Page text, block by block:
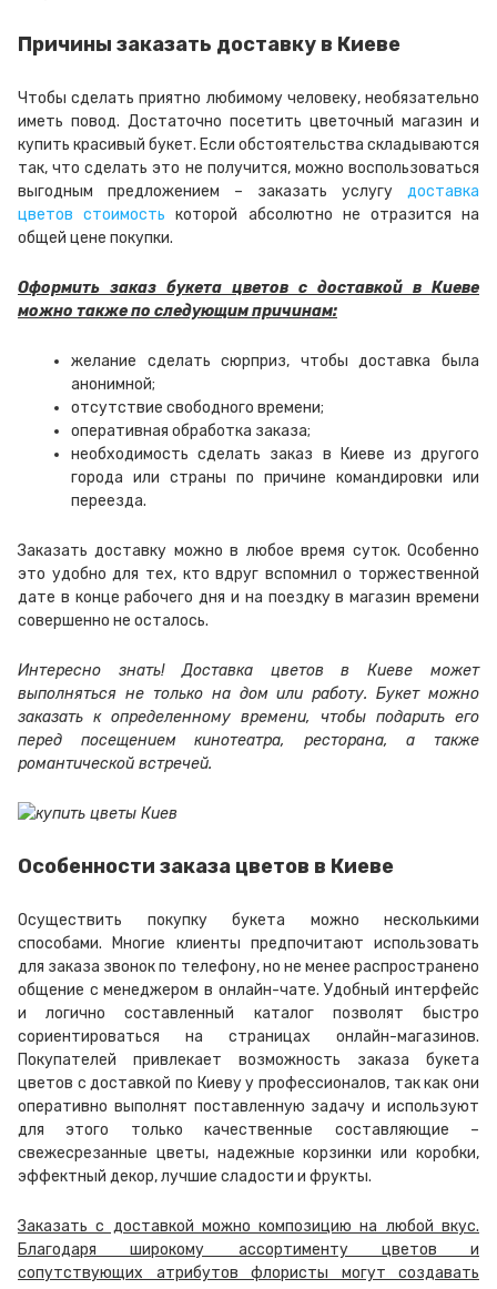
Причины заказать доставку в Киеве
Чтобы сделать приятно любимому человеку, необязательно
иметь повод. Достаточно посетить цветочный магазин и
купить красивый букет. Если обстоятельства складываются
так, что сделать это не получится, можно воспользоваться
выгодным предложением – заказать услугу доставка
цветов стоимость которой абсолютно не отразится на
общей цене покупки.
Оформить заказ букета цветов с доставкой в Киеве
можно также по следующим причинам:
желание сделать сюрприз, чтобы доставка была
анонимной;
отсутствие свободного времени;
оперативная обработка заказа;
необходимость сделать заказ в Киеве из другого
города или страны по причине командировки или
переезда.
Заказать доставку можно в любое время суток. Особенно
это удобно для тех, кто вдруг вспомнил о торжественной
дате в конце рабочего дня и на поездку в магазин времени
совершенно не осталось.
Интересно знать! Доставка цветов в Киеве может
выполняться не только на дом или работу. Букет можно
заказать к определенному времени, чтобы подарить его
перед посещением кинотеатра, ресторана, а также
романтической встречей.
Особенности заказа цветов в Киеве
Осуществить покупку букета можно несколькими
способами. Многие клиенты предпочитают использовать
для заказа звонок по телефону, но не менее распространено
общение с менеджером в онлайн-чате. Удобный интерфейс
и логично составленный каталог позволят быстро
сориентироваться на страницах онлайн-магазинов.
Покупателей привлекает возможность заказа букета
цветов с доставкой по Киеву у профессионалов, так как они
оперативно выполнят поставленную задачу и используют
для этого только качественные составляющие –
свежесрезанные цветы, надежные корзинки или коробки,
эффектный декор, лучшие сладости и фрукты.
Заказать с доставкой можно композицию на любой вкус.
Благодаря широкому ассортименту цветов и
сопутствующих атрибутов флористы могут создавать